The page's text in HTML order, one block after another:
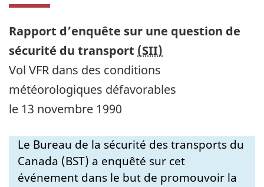
Rapport d’enquête sur une question de
sécurité du transport (SII)
Vol VFR dans des conditions
météorologiques défavorables
le 13 novembre 1990
Le Bureau de la sécurité des transports du
Canada (BST) a enquêté sur cet
événement dans le but de promouvoir la